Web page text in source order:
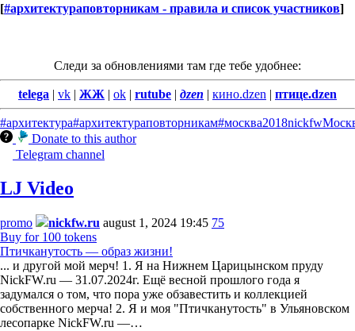
[#архитектураповторникам - правила и список участников]
Следи за обновлениями там где тебе удобнее:
telega | vk | ЖЖ | ok | rutube | дzen | кино.dzen | птице.dzen
#архитектура#архитектураповторникам#москва2018nickfw
Donate to this author
Telegram channel
LJ Video
promo nickfw.ru august 1, 2024 19:45 75
Buy for 100 tokens
Птичканутость — образ жизни!
... и другой мой мерч! 1. Я на Нижнем Царицынском пруду
NickFW.ru — 31.07.2024г. Ещё весной прошлого года я
задумался о том, что пора уже обзавестить и коллекцией
собственного мерча! 2. Я и моя "Птичканутость" в Ульяновском
лесопарке NickFW.ru —…